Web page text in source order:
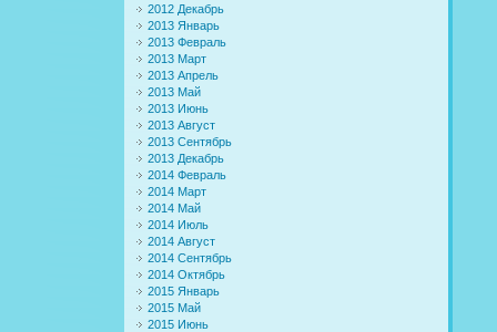
2012 Декабрь
2013 Январь
2013 Февраль
2013 Март
2013 Апрель
2013 Май
2013 Июнь
2013 Август
2013 Сентябрь
2013 Декабрь
2014 Февраль
2014 Март
2014 Май
2014 Июль
2014 Август
2014 Сентябрь
2014 Октябрь
2015 Январь
2015 Май
2015 Июнь